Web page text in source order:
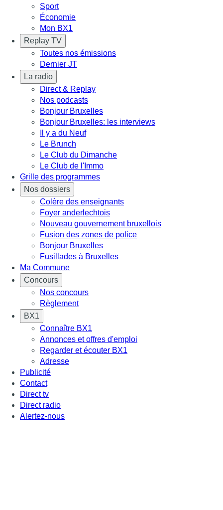
Sport
Économie
Mon BX1
Replay TV
Toutes nos émissions
Dernier JT
La radio
Direct & Replay
Nos podcasts
Bonjour Bruxelles
Bonjour Bruxelles: les interviews
Il y a du Neuf
Le Brunch
Le Club du Dimanche
Le Club de l'Immo
Grille des programmes
Nos dossiers
Colère des enseignants
Foyer anderlechtois
Nouveau gouvernement bruxellois
Fusion des zones de police
Bonjour Bruxelles
Fusillades à Bruxelles
Ma Commune
Concours
Nos concours
Règlement
BX1
Connaître BX1
Annonces et offres d'emploi
Regarder et écouter BX1
Adresse
Publicité
Contact
Direct tv
Direct radio
Alertez-nous